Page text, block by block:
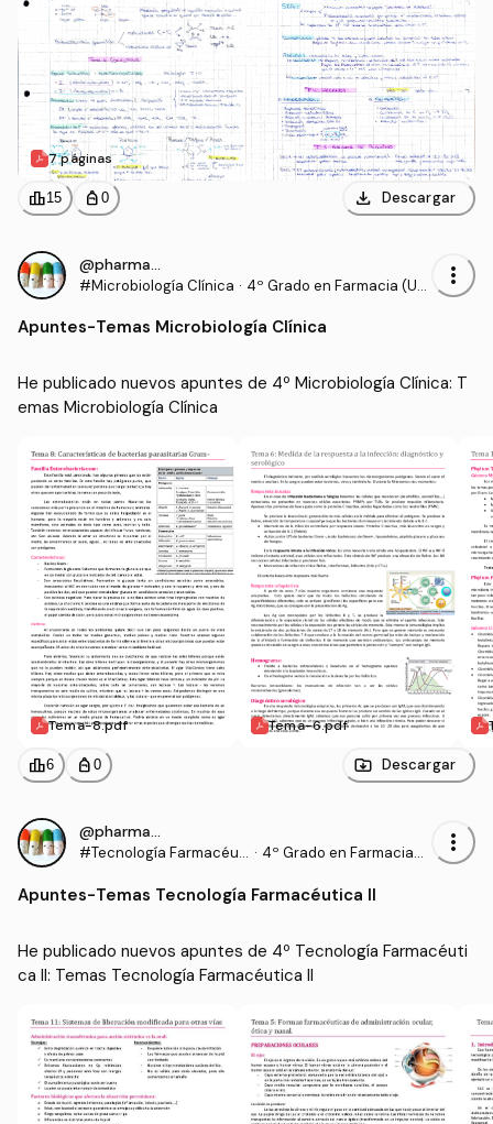
7 páginas
leaderboard15 personal_bag 0 download Descargar
@pharmacist_
#Microbiología Clínica · 4º Grado en Farmacia (UC
more_vert
Apuntes-Temas Microbiología Clínica
He publicado nuevos apuntes de 4º Microbiología Clínica: T
emas Microbiología Clínica
Tema-8.pdf Tema-6.pdf
leaderboard6 personal_bag 0 Descargar
@pharmacist_
#Tecnología Farmacéuti · 4º Grado en Farmacia
more_vert
Apuntes-Temas Tecnología Farmacéutica II
He publicado nuevos apuntes de 4º Tecnología Farmacéuti
ca II: Temas Tecnología Farmacéutica II